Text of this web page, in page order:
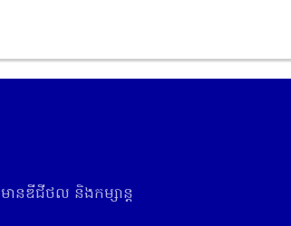
ន​ឌីជីថល និង​កម្សាន្ត​